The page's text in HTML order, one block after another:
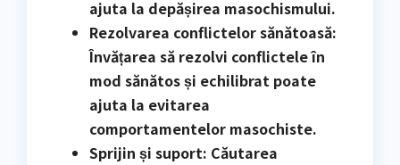
ajuta la depășirea masochismului.
Rezolvarea conflictelor sănătoasă:
Învățarea să rezolvi conflictele în
mod sănătos și echilibrat poate
ajuta la evitarea
comportamentelor masochiste.
Sprijin și suport: Căutarea